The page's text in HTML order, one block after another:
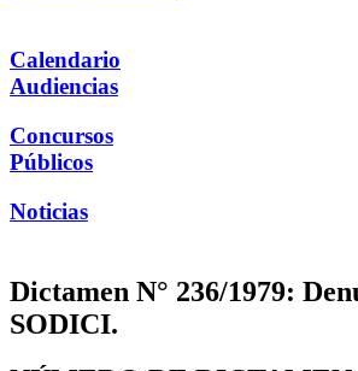
Calendario
Audiencias
Concursos
Públicos
Noticias
Dictamen N° 236/1979:
SODICI.